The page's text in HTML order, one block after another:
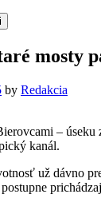
mosty
by Redakcia
– úseku
kanál.
už dávno